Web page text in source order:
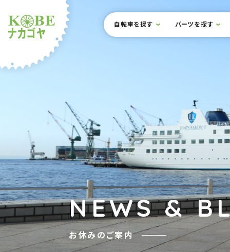
サイト内メニュー
本文までスキップ
自転車を探す パーツを探す
NEWS &
お休みのご案内